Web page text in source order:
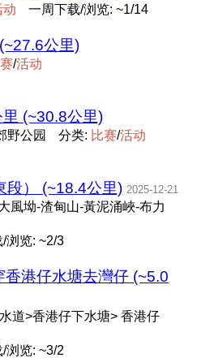
动 一周下载/浏览: ~1/14
公里)
赛/活动
(~30.8公里)
野公园 分类: 比赛/活动
段） (~18.4公里) 2025-12-21
風坳-渣甸山-黃泥涌峽-布力
浏览: ~2/3
港仔水塘去灣仔 (~5.0
道>香港仔下水塘> 香港仔
浏览: ~3/2